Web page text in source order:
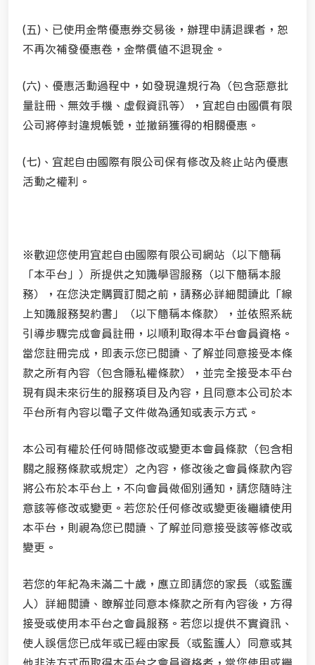
(五)、已使用金幣優惠券交易後，辦理申請退課者，恕
不再次補發優惠卷，金幣價值不退現金。
(六)、優惠活動過程中，如發現違規行為（包含惡意批
量註冊、無效手機、虛假資訊等），宜起自由國價有限
公司將停封違規帳號，並撤銷獲得的相關優惠。
(七)、宜起自由國際有限公司保有修改及終止站內優惠
活動之權利。
※歡迎您使用宜起自由國際有限公司網站（以下簡稱
「本平台」）所提供之知識學習服務（以下簡稱本服
務），在您決定購買訂閱之前，請務必詳細閱讀此「線
上知識服務契約書」（以下簡稱本條款），並依照系統
引導步驟完成會員註冊，以順利取得本平台會員資格。
當您註冊完成，即表示您已閱讀、了解並同意接受本條
款之所有內容（包含隱私權條款），並完全接受本平台
現有與未來衍生的服務項目及內容，且同意本公司於本
平台所有內容以電子文件做為通知或表示方式。
本公司有權於任何時間修改或變更本會員條款（包含相
關之服務條款或規定）之內容，修改後之會員條款內容
將公布於本平台上，不向會員做個別通知，請您隨時注
意該等修改或變更。若您於任何修改或變更後繼續使用
本平台，則視為您已閱讀、了解並同意接受該等修改或
變更。
若您的年紀為未滿二十歲，應立即請您的家長（或監護
人）詳細閱讀、瞭解並同意本條款之所有內容後，方得
接受或使用本平台之會員服務。若您以提供不實資訊、
使人誤信您已成年或已經由家長（或監護人）同意或其